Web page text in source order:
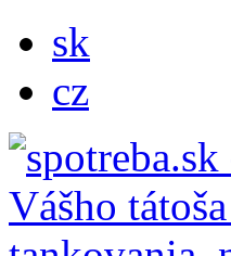
sk
cz